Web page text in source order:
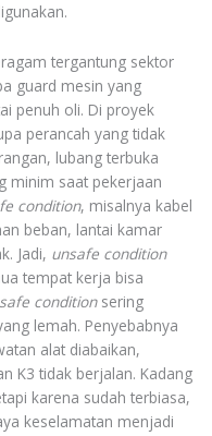
tergantung sektor
guard mesin yang
penuh oli. Di proyek
perancah yang tidak
lubang terbuka
minim saat pekerjaan
condition, misalnya kabel
beban, lantai kamar
Jadi, unsafe condition
tempat kerja bisa
conditionsering
lemah. Penyebabnya
alat diabaikan,
K3 tidak berjalan. Kadang
karena sudah terbiasa,
keselamatan menjadi